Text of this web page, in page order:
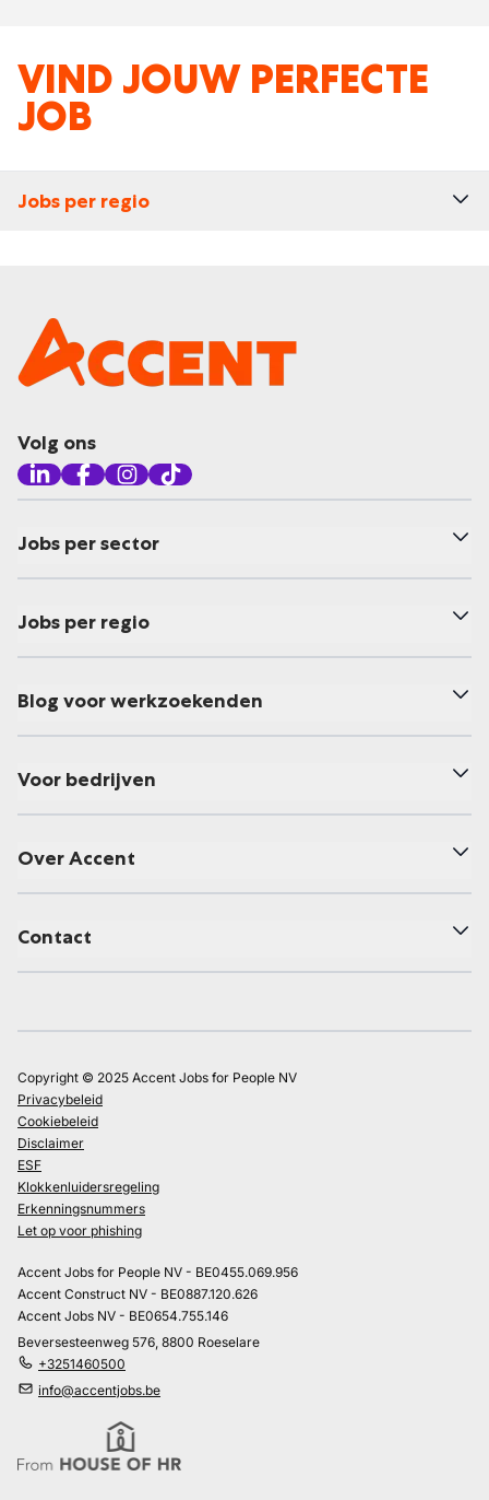
VIND JOUW PERFECTE
JOB
Jobs per regio
Volg ons
Jobs per sector
Jobs per regio
Blog voor werkzoekenden
Voor bedrijven
Over Accent
Contact
Copyright © 2025 Accent Jobs for People NV
Privacybeleid
Cookiebeleid
Disclaimer
ESF
Klokkenluidersregeling
Erkenningsnummers
Let op voor phishing
Accent Jobs for People NV - BE0455.069.956
Accent Construct NV - BE0887.120.626
Accent Jobs NV - BE0654.755.146
Beversesteenweg 576, 8800 Roeselare
+3251460500
info@accentjobs.be